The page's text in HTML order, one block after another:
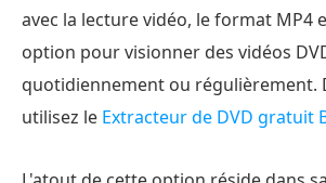
avec la lecture vidéo, le format MP4
option pour visionner des vidéos
quotidiennement ou régulièrement.
utilisez le Extracteur de DVD gratuit